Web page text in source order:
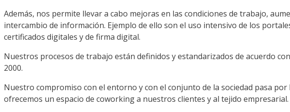
Además, nos permite llevar a cabo mejoras en las condiciones de trabajo,
intercambio de información. Ejemplo de ello son el uso intensivo de los
certificados digitales y de firma digital.
Nuestros procesos de trabajo están definidos y estandarizados de acuerdo
2000.
Nuestro compromiso con el entorno y con el conjunto de la sociedad pasa
ofrecemos un espacio de coworking a nuestros clientes y al tejido empresarial.